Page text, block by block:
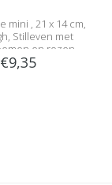
mini , 21 x 14 cm,
Stilleven met
en rozen
€9,35